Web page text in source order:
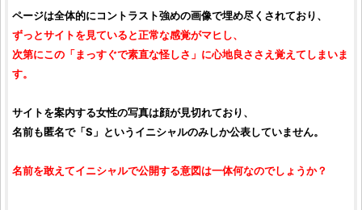
ページは全体的にコントラスト強めの画像で埋め尽くされており、
ずっとサイトを見ていると正常な感覚がマヒし、
次第にこの「まっすぐで素直な怪しさ」に心地良ささえ覚えてしまいま
す。
サイトを案内する女性の写真は顔が見切れており、
名前も匿名で「S」というイニシャルのみしか公表していません。
名前を敢えてイニシャルで公開する意図は一体何なのでしょうか？